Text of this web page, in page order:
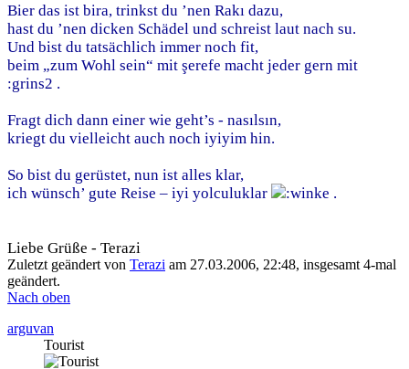
Bier das ist bira, trinkst du ’nen Rakı dazu,
hast du ’nen dicken Schädel und schreist laut nach su.
Und bist du tatsächlich immer noch fit,
beim „zum Wohl sein“ mit şerefe macht jeder gern mit
:grins2 .
Fragt dich dann einer wie geht’s - nasılsın,
kriegt du vielleicht auch noch iyiyim hin.
So bist du gerüstet, nun ist alles klar,
ich wünsch’ gute Reise – iyi yolculuklar
.
Liebe Grüße - Terazi
Zuletzt geändert von Terazi am 27.03.2006, 22:48, insgesamt 4-mal
geändert.
Nach oben
arguvan
Tourist